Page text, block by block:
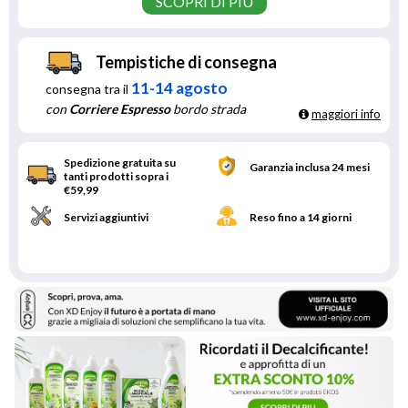
Tempistiche di consegna
consegna tra il 11-14 agosto
conCorriere Espressobordo strada maggiori info
Spedizione gratuita su
tanti prodotti sopra i
€59,99
Garanzia inclusa 24 mesi
Servizi aggiuntivi Reso fino a 14 giorni